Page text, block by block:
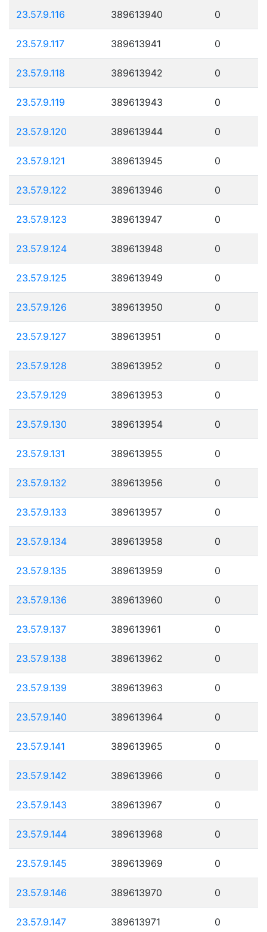
23.57.9.116 389613940 0
23.57.9.117 389613941 0
23.57.9.118 389613942 0
23.57.9.119 389613943 0
23.57.9.120 389613944 0
23.57.9.121 389613945 0
23.57.9.122 389613946 0
23.57.9.123 389613947 0
23.57.9.124 389613948 0
23.57.9.125 389613949 0
23.57.9.126 389613950 0
23.57.9.127 389613951 0
23.57.9.128 389613952 0
23.57.9.129 389613953 0
23.57.9.130 389613954 0
23.57.9.131 389613955 0
23.57.9.132 389613956 0
23.57.9.133 389613957 0
23.57.9.134 389613958 0
23.57.9.135 389613959 0
23.57.9.136 389613960 0
23.57.9.137 389613961 0
23.57.9.138 389613962 0
23.57.9.139 389613963 0
23.57.9.140 389613964 0
23.57.9.141 389613965 0
23.57.9.142 389613966 0
23.57.9.143 389613967 0
23.57.9.144 389613968 0
23.57.9.145 389613969 0
23.57.9.146 389613970 0
23.57.9.147 389613971 0